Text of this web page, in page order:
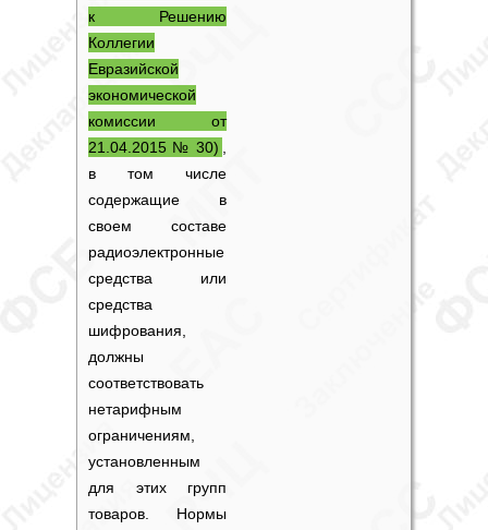
к Решению
Коллегии
Евразийской
экономической
комиссии от
21.04.2015 № 30)
в том числе
содержащие в
своем составе
радиоэлектронные
средства или
средства
шифрования,
должны
соответствовать
нетарифным
ограничениям,
установленным
для этих групп
товаров. Нормы